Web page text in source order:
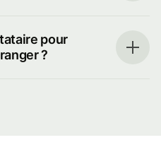
pour
?